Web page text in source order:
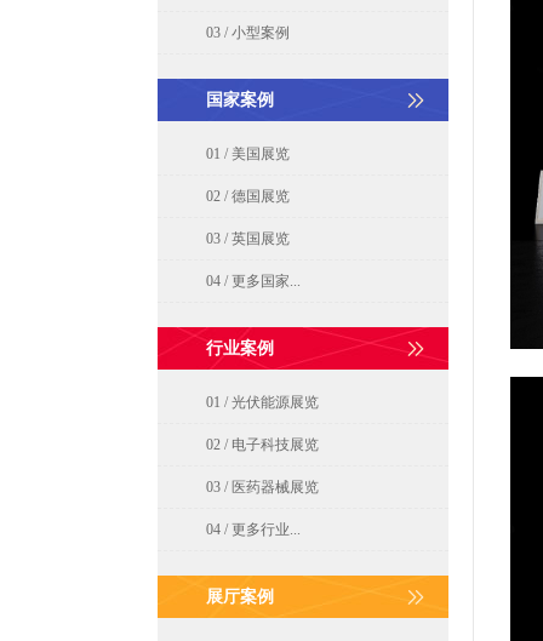
03 / 小型案例
国家案例
01 / 美国展览
02 / 德国展览
03 / 英国展览
04 / 更多国家...
行业案例
01 / 光伏能源展览
02 / 电子科技展览
03 / 医药器械展览
04 / 更多行业...
展厅案例